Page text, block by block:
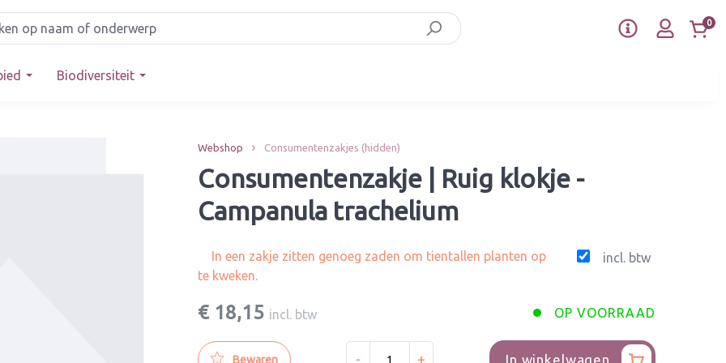
0
Biodiversiteit
Webshop Consumentenzakjes (hidden)
Consumentenzakje | Ruig klokje -
Campanula trachelium
In een zakje zitten genoeg zaden om tientallen planten op
te kweken.
incl. btw
€ 18,15 incl. btw OP VOORRAAD
Bewaren - + In winkelwagen